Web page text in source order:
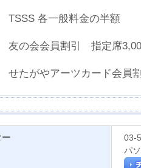
TSSS 各一般料金の半額
友の会会員割引 指定席
せたがやアーツカード会員
ー
03-
パ